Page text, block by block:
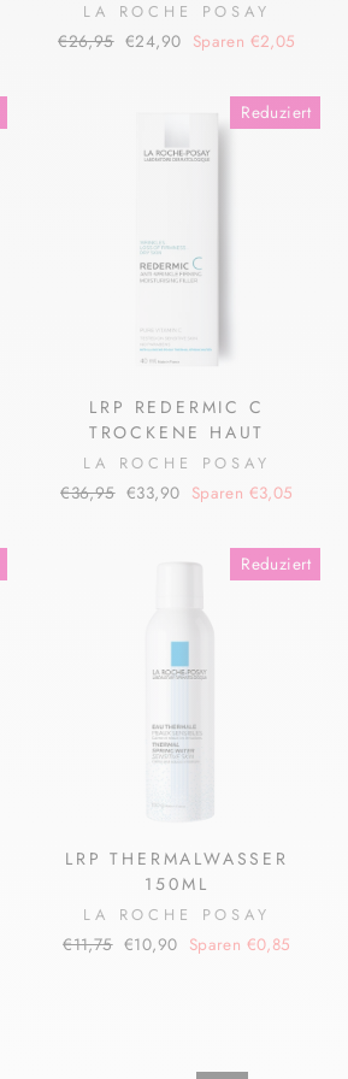
LA ROCHE POSAY
Normaler
€26,95 Sonderpreis
€24,90 Sparen €2,05
Reduziert
LRP REDERMIC C
TROCKENE HAUT
LA ROCHE POSAY
Normaler
€36,95 Sonderpreis
€33,90 Sparen €3,05
Reduziert
LRP THERMALWASSER
150ML
LA ROCHE POSAY
Normaler
€11,75 Sonderpreis
€10,90 Sparen €0,85